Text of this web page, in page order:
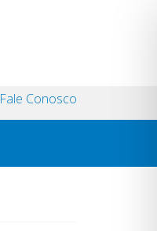
Fale Conosco